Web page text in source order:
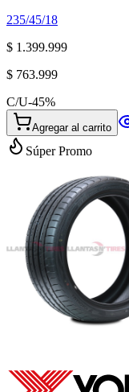
235/45/18
$ 1.399.999
$ 763.999
C/U-45%
Agregar al carrito
Súper Promo